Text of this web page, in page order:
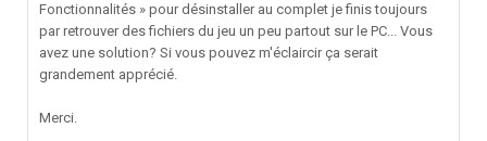
Fonctionnalités » pour désinstaller au complet je finis toujours
par retrouver des fichiers du jeu un peu partout sur le PC... Vous
avez une solution? Si vous pouvez m'éclaircir ça serait
grandement apprécié.
Merci.